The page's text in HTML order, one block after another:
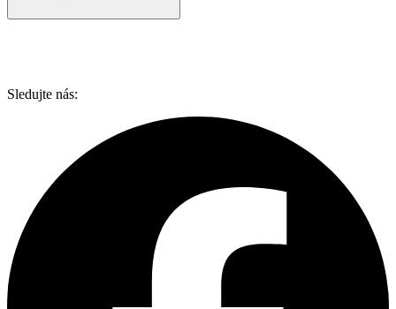
Sledujte nás: